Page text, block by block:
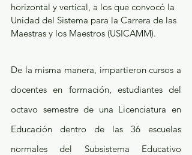
horizontal y vertical, a los que convocó la
Unidad del Sistema para la Carrera de las
Maestras y los Maestros (USICAMM).
De la misma manera, impartieron cursos a
docentes en formación, estudiantes del
octavo semestre de una Licenciatura en
Educación dentro de las 36 escuelas
normales del Subsistema Educativo